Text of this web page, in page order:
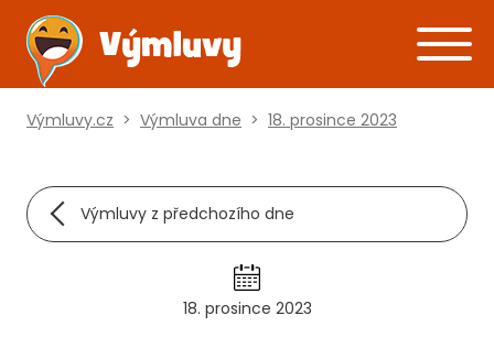
Výmluvy.cz > Výmluva dne > 18. prosince 2023
Výmluvy z předchozího dne
18. prosince 2023